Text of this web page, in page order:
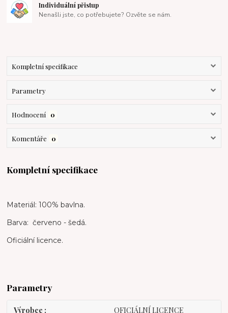
Individuální přistup
Nenašli jste, co potřebujete? Ozvěte se nám.
Kompletní specifikace
Parametry
Hodnocení 0
Komentáře 0
Kompletní specifikace
Materiál: 100% bavlna.
Barva: červeno - šedá.
Oficiální licence.
Parametry
Výrobce OFICIÁLNÍ LICENCE